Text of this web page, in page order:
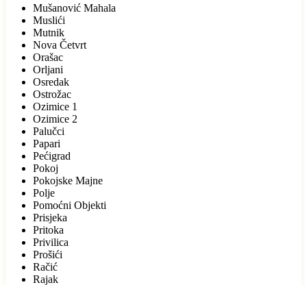
Mušanović Mahala
Muslići
Mutnik
Nova Četvrt
Orašac
Orljani
Osredak
Ostrožac
Ozimice 1
Ozimice 2
Palučci
Papari
Pećigrad
Pokoj
Pokojske Majne
Polje
Pomoćni Objekti
Prisjeka
Pritoka
Privilica
Prošići
Račić
Rajak